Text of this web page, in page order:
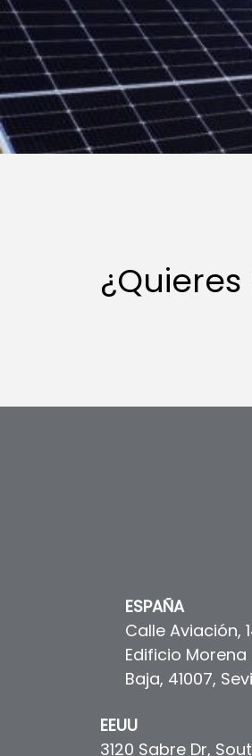
ESPAÑA
Calle Aviación,
Edificio Morena
Baja, 41007,
EEUU
3120 Sabre Dr,